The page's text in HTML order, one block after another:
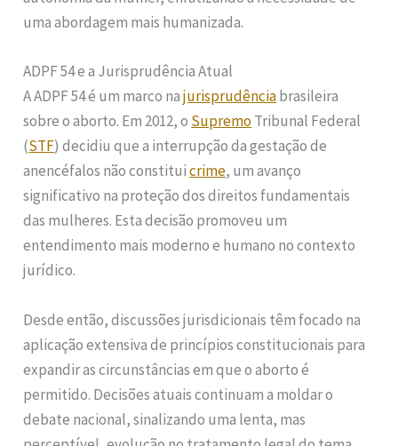
uma abordagem mais humanizada.
ADPF 54 e a Jurisprudência Atual
A ADPF 54 é um marco najurisprudênciabrasileira
sobre o aborto. Em 2012, o SupremoTribunal Federal
(STF) decidiu que a interrupção da gestação de
anencéfalos não constituicrime, um avanço
significativo na proteção dos direitos fundamentais
das mulheres. Esta decisão promoveu um
entendimento mais moderno e humano no contexto
jurídico.
Desde então, discussões jurisdicionais têm focado na
aplicação extensiva de princípios constitucionais para
expandir as circunstâncias em que o aborto é
permitido. Decisões atuais continuam a moldar o
debate nacional, sinalizando uma lenta, mas